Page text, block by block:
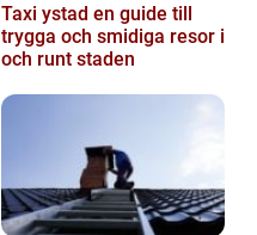
Taxi ystad en guide till
trygga och smidiga resor i
och runt staden